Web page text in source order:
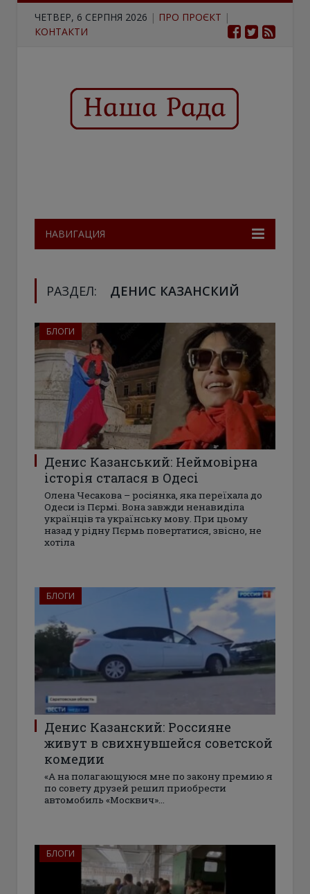
ЧЕТВЕР, 6 СЕРПНЯ 2026 | ПРО ПРОЄКТ |
КОНТАКТИ
НАВИГАЦИЯ
РАЗДЕЛ: ДЕНИС КАЗАНСКИЙ
БЛОГИ
Денис Казанський: Неймовірна
історія сталася в Одесі
Олена Чесакова – росіянка, яка переїхала до
Одеси із Пєрмі. Вона завжди ненавиділа
українців та українську мову. При цьому
назад у рідну Пєрмь повертатися, звісно, ​​не
хотіла
БЛОГИ
Денис Казанский: Россияне
живут в свихнувшейся советской
комедии
«А на полагающуюся мне по закону премию я
по совету друзей решил приобрести
автомобиль «Москвич»…
БЛОГИ